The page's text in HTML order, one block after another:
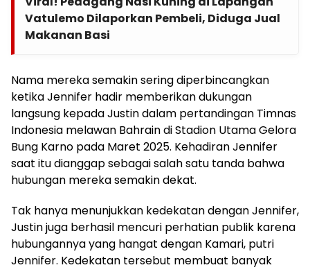
Vatulemo Dilaporkan Pembeli, Diduga Jual
Makanan Basi
Nama mereka semakin sering diperbincangkan
ketika Jennifer hadir memberikan dukungan
langsung kepada Justin dalam pertandingan Timnas
Indonesia melawan Bahrain di Stadion Utama Gelora
Bung Karno pada Maret 2025. Kehadiran Jennifer
saat itu dianggap sebagai salah satu tanda bahwa
hubungan mereka semakin dekat.
Tak hanya menunjukkan kedekatan dengan Jennifer,
Justin juga berhasil mencuri perhatian publik karena
hubungannya yang hangat dengan Kamari, putri
Jennifer. Kedekatan tersebut membuat banyak